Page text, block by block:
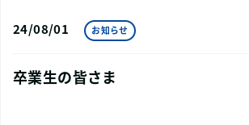
24/08/01 お知らせ
卒業生の皆さま